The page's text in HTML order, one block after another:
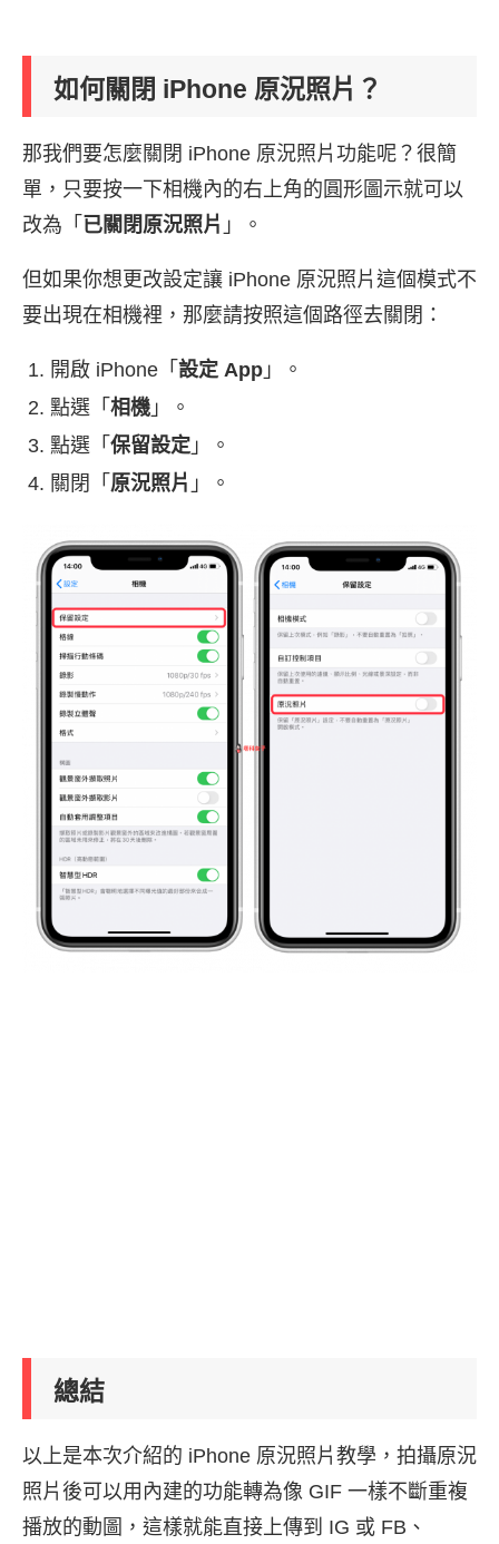
如何關閉 iPhone 原況照片？
那我們要怎麼關閉 iPhone 原況照片功能呢？很簡
單，只要按一下相機內的右上角的圓形圖示就可以
改為「 已關閉原況照片 」。
但如果你想更改設定讓 iPhone 原況照片這個模式不
要出現在相機裡，那麼請按照這個路徑去關閉：
開啟 iPhone「 設定 App 」。
點選「 相機 」。
點選「 保留設定 」。
關閉「 原況照片 」。
總結
以上是本次介紹的 iPhone 原況照片教學，拍攝原況
照片後可以用內建的功能轉為像 GIF 一樣不斷重複
播放的動圖，這樣就能直接上傳到 IG 或 FB、